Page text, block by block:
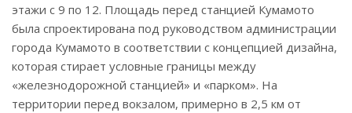
этажи с 9 по 12. Площадь перед станцией Кумамото
была спроектирована под руководством администрации
города Кумамото в соответствии с концепцией дизайна,
которая стирает условные границы между
«железнодорожной станцией» и «парком». На
территории перед вокзалом, примерно в 2,5 км от